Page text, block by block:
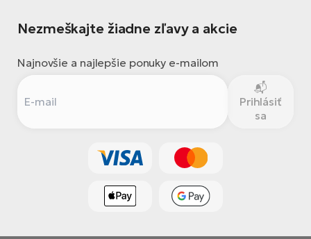
Nezmeškajte žiadne zľavy a akcie
Najnovšie a najlepšie ponuky e-mailom
Prihlásiť
sa